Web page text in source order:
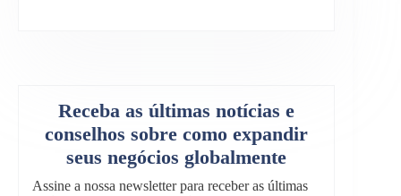
Receba as últimas notícias e
conselhos sobre como expandir
seus negócios globalmente
Assine a nossa newsletter para receber as últimas